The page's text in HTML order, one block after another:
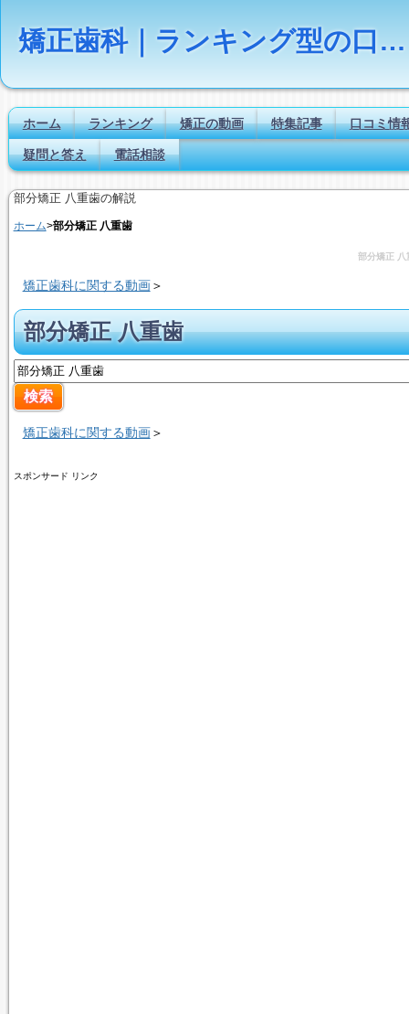
矯正歯科｜ランキング型の口コミ・評判サイト【Dr.NAVI】
ホーム ランキング 矯正の動画 特集記事 口コミ情
疑問と答え 電話相談
部分矯正 八重歯の解説
ホーム>部分矯正 八重歯
部分矯正 八
矯正歯科に関する動画＞
部分矯正 八重歯
矯正歯科に関する動画＞
スポンサード リンク